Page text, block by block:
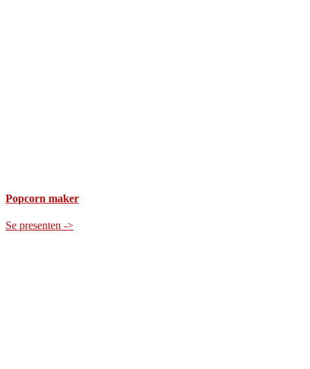
Popcorn maker
Se presenten ->